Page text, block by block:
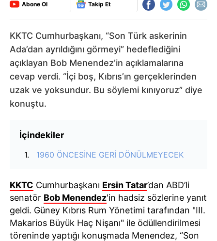
Abone Ol Takip Et
KKTC Cumhurbaşkanı, “Son Türk askerinin
Ada’dan ayrıldığını görmeyi” hedeflediğini
açıklayan Bob Menendez’in açıklamalarına
cevap verdi. “İçi boş, Kıbrıs’ın gerçeklerinden
uzak ve yoksundur. Bu söylemi kınıyoruz” diye
konuştu.
İçindekiler
1960 ÖNCESİNE GERİ DÖNÜLMEYECEK
KKTC Cumhurbaşkanı Ersin Tatar’dan ABD’li
senatör Bob Menendez'in hadsiz sözlerine yanıt
geldi. Güney Kıbrıs Rum Yönetimi tarafından "III.
Makarios Büyük Haç Nişanı" ile ödüllendirilmesi
töreninde yaptığı konuşmada Menendez, “Son